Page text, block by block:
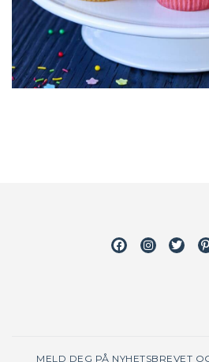
FacebookInstagram
MELD DEG PÅ NYHETSBREVET